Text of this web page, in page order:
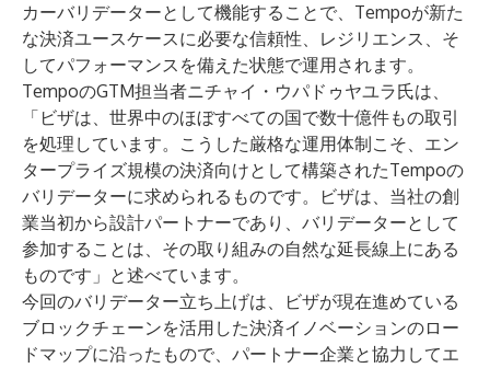
カーバリデーターとして機能することで、Tempoが新た
な決済ユースケースに必要な信頼性、レジリエンス、そ
してパフォーマンスを備えた状態で運用されます。
TempoのGTM担当者ニチャイ・ウパドゥヤユラ氏は、
「ビザは、世界中のほぼすべての国で数十億件もの取引
を処理しています。こうした厳格な運用体制こそ、エン
タープライズ規模の決済向けとして構築されたTempoの
バリデーターに求められるものです。ビザは、当社の創
業当初から設計パートナーであり、バリデーターとして
参加することは、その取り組みの自然な延長線上にある
ものです」と述べています。
今回のバリデーター立ち上げは、ビザが現在進めている
ブロックチェーンを活用した決済イノベーションのロー
ドマップに沿ったもので、パートナー企業と協力してエ